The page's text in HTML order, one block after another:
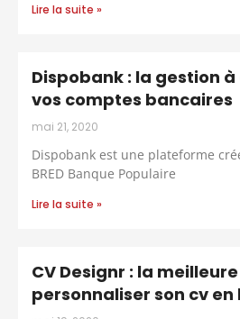
Lire la suite »
Dispobank : la gestion
vos comptes bancaires
mai 21, 2020
Dispobank est une plateforme
BRED Banque Populaire
Lire la suite »
CV Designr : la
personnaliser son cv en